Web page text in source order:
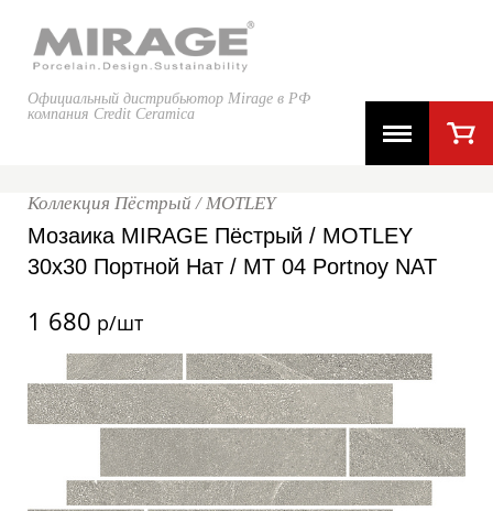
Официальный дистрибьютор Mirage в РФ
компания Credit Ceramica
Коллекция Пёстрый / MOTLEY
Мозаика MIRAGE Пёстрый / MOTLEY
30x30 Портной Нат / MT 04 Portnoy NAT
1 680 р/шт